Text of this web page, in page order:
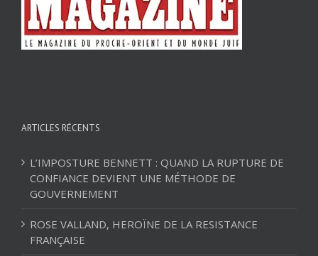
ARTICLES RÉCENTS
L’IMPOSTURE BENNETT : QUAND LA RUPTURE DE
CONFIANCE DEVIENT UNE MÉTHODE DE
GOUVERNEMENT
ROSE VALLAND, HEROÏNE DE LA RESISTANCE
FRANÇAISE